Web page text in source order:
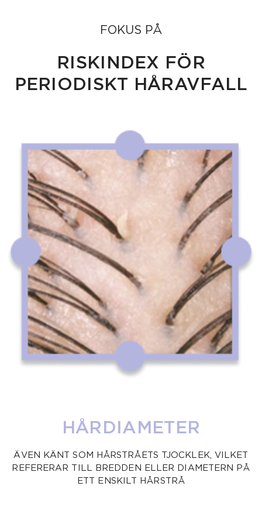
FOKUS PÅ
RISKINDEX FÖR
PERIODISKT HÅRAVFALL
HÅRDIAMETER
ÄVEN KÄNT SOM HÅRSTRÅETS TJOCKLEK, VILKET
REFERERAR TILL BREDDEN ELLER DIAMETERN PÅ
ETT ENSKILT HÅRSTRÅ